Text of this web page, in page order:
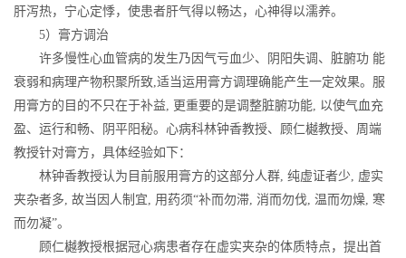
肝泻热，宁心定悸，使患者肝气得以畅达，心神得以濡养。
5）膏方调治
许多慢性心血管病的发生乃因气亏血少、阴阳失调、脏腑功 能
衰弱和病理产物积聚所致,适当运用膏方调理确能产生一定效果。服
用膏方的目的不只在于补益, 更重要的是调整脏腑功能, 以使气血充
盈、运行和畅、阴平阳秘。心病科林钟香教授、顾仁樾教授、周端
教授针对膏方，具体经验如下：
林钟香教授认为目前服用膏方的这部分人群, 纯虚证者少, 虚实
夹杂者多, 故当因人制宜, 用药须“补而勿滞, 消而勿伐, 温而勿燥, 寒
而勿凝”。
顾仁樾教授根据冠心病患者存在虚实夹杂的体质特点，提出首